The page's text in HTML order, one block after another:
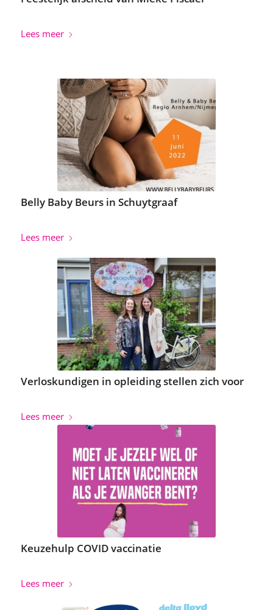
Lees meer
Belly Baby Beurs in Schuytgraaf
Lees meer
Verloskundigen in opleiding stellen zich voor
Lees meer
Keuzehulp COVID vaccinatie
Lees meer